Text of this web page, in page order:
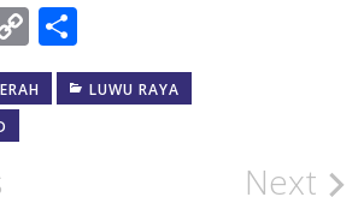
Copy
Link
Share
LUWU RAYA
Next